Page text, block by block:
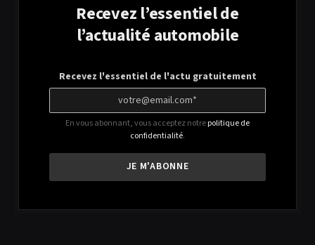
Recevez l’essentiel de
l’actualité automobile
Recevez l'essentiel de l'actu gratuitement
En vous abonnant, vous acceptez notrepolitique de
confidentialité.